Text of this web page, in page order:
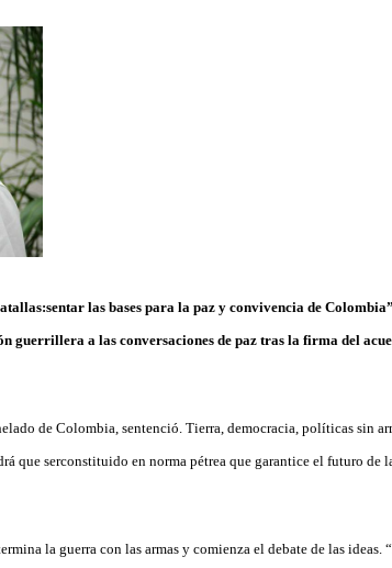
las bases para la paz y convivencia de
guerrillera a las conversaciones de paz tras la firma del
de Colombia, sentenció. Tierra, democracia, políticas sin
que serconstituido en norma pétrea que garantice el futuro de
la guerra con las armas y comienza el debate de las ideas.